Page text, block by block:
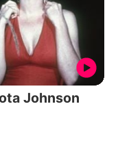
Johnson